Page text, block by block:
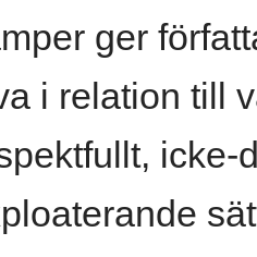
ger
i relation till
icke-